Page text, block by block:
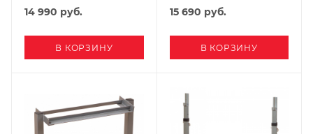
14 990 руб.
В КОРЗИНУ
15 690 руб.
В КОРЗИНУ